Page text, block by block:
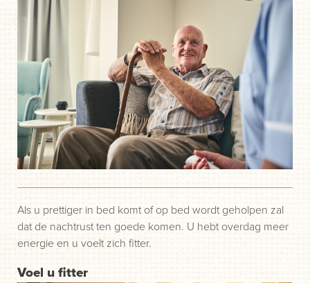
Voel u fitter
Als u prettiger in bed komt of op bed wordt geholpen zal
dat de nachtrust ten goede komen. U hebt overdag meer
energie en u voelt zich fitter.